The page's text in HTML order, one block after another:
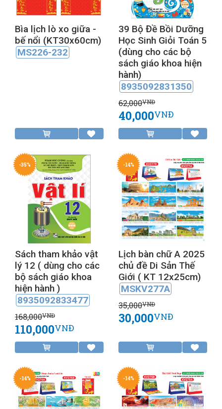
Bìa lịch lò xo giữa -
bế nổi (KT30x60cm)
MS226-232
39 Bộ Đề Bồi Dưỡng
Học Sinh Giỏi Toán 5
(dùng cho các bộ
sách giáo khoa hiện
hành)
8935092831350
62,000VNĐ
40,000VNĐ
-35%
Sách tham khảo vật
lý 12 ( dùng cho các
bộ sách giáo khoa
hiện hành )
8935092833477
168,000VNĐ
110,000VNĐ
-14%
Lịch bàn chữ A 2025
chủ đề Di Sản Thế
Giới ( KT 12x25cm)
MSKV277A
35,000VNĐ
30,000VNĐ
-14% -14%